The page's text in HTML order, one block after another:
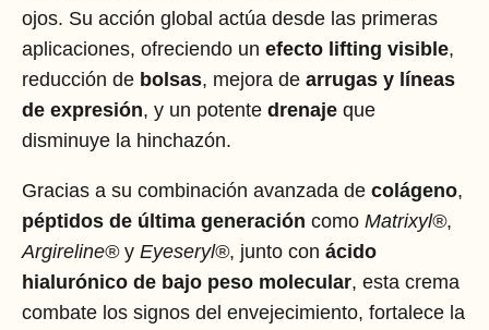
ojos. Su acción global actúa desde las primeras
aplicaciones, ofreciendo un efecto lifting visible,
reducción de bolsas, mejora de arrugas y líneas
de expresión, y un potente drenaje que
disminuye la hinchazón.
Gracias a su combinación avanzada de colágeno,
péptidos de última generación como Matrixyl®,
Argireline®y Eyeseryl®, junto con ácido
hialurónico de bajo peso molecular, esta crema
combate los signos del envejecimiento, fortalece la